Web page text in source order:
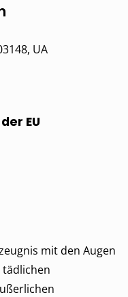
UA
EU
mit den Augen